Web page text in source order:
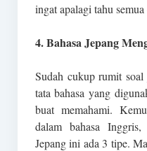
ingat apalagi tahu
4. Bahasa Jepang
Sudah cukup rumit
tata bahasa yang
buat memahami.
dalam bahasa
Jepang ini ada 3 tipe.